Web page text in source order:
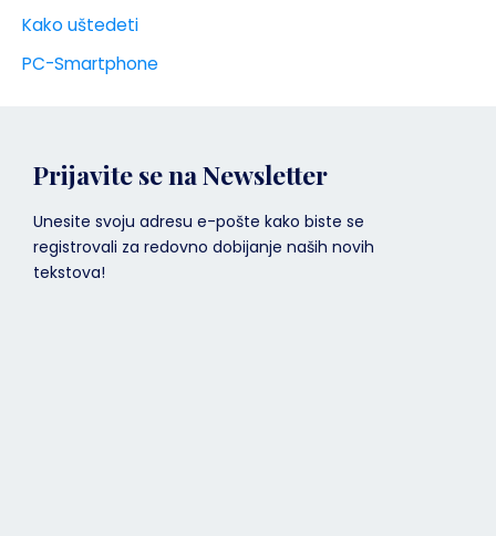
Kako uštedeti
PC-Smartphone
Prijavite se na Newsletter
Unesite svoju adresu e-pošte kako biste se
registrovali za redovno dobijanje naših novih
tekstova!